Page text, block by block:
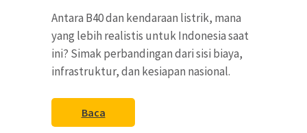
Antara B40 dan kendaraan listrik, mana
yang lebih realistis untuk Indonesia saat
ini? Simak perbandingan dari sisi biaya,
infrastruktur, dan kesiapan nasional.
Baca